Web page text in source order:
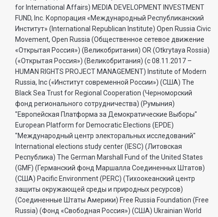
for International Affairs) MEDIA DEVELOPMENT INVESTMENT
FUND, Inc. Корпорация «Международный Республиканский
Институт» (International Republican Institute) Open Russia Civic
Movement, Open Russia (Общественное сетевое движение
«Открытая Россия») (Великобритания) OR (Otkrytaya Rossia)
(«Открытая Россия») (Великобритания) (с 08.11.2017 –
HUMAN RIGHTS PROJECT MANAGEMENT) Institute of Modern
Russia, Inc («Институт современной России») (США) The
Black Sea Trust for Regional Cooperation (Черноморский
фонд регионального сотрудничества) (Румыния)
"Европейская Платформа за Демократические Выборы"
European Platform for Democratic Elections (EPDE)
"Международный центр электоральных исследований"
International elections study center (IESC) (Литовская
Республика) The German Marshall Fund of the United States
(GMF) (Германский фонд Маршалла Соединенных Штатов)
(США) Pacific Environment (PERC) (Тихоокеанский центр
защиты окружающей среды и природных ресурсов)
(Соединенные Штаты Америки) Free Russia Foundation (Free
Russia) (Фонд «Свободная Россия») (США) Ukrainian World